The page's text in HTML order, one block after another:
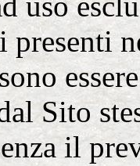
presenti
Sito
il